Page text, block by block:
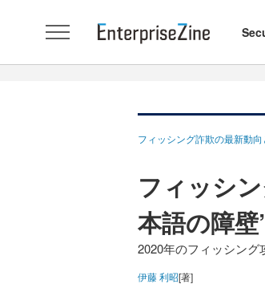
フィッシング詐欺の最新動
フィッシ
本語の障
2020年のフィッシング
伊藤 利昭[著]